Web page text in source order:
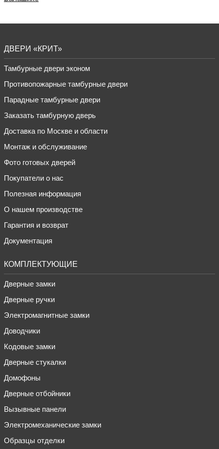
ДВЕРИ «КРИТ»
Тамбурные двери эконом
Противопожарные тамбурные двери
Парадные тамбурные двери
Заказать тамбурную дверь
Доставка по Москве и области
Монтаж и обслуживание
Фото готовых дверей
Покупатели о нас
Полезная информация
О нашем производстве
Гарантия и возврат
Документация
КОМПЛЕКТУЮЩИЕ
Дверные замки
Дверные ручки
Электромагнитные замки
Доводчики
Кодовые замки
Дверные стукалки
Домофоны
Дверные отбойники
Вызывные панели
Электромеханические замки
Образцы отделки